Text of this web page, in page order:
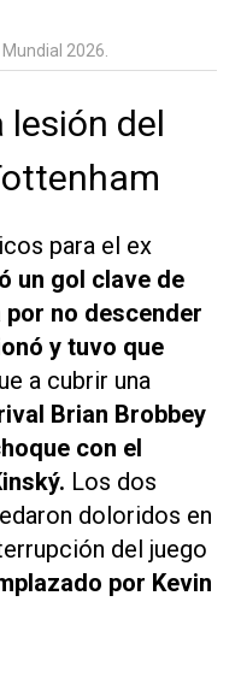
2026.
lesión del
para el ex
un gol clave de
por no descender
y tuvo que
a cubrir una
Brian Brobbey
con el
Los dos
doloridos en
del juego
por Kevin